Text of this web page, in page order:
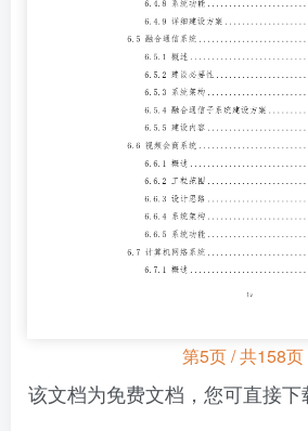
第5页 / 共158页
该文档为免费文档，您可直接